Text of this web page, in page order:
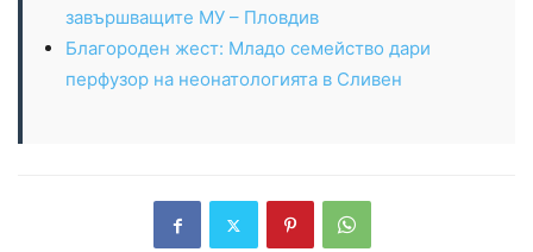
завършващите МУ – Пловдив
Благороден жест: Младо семейство дари
перфузор на неонатологията в Сливен